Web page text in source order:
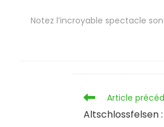
Notez l’incroyable spectacle
Article
Altschlossfelsen